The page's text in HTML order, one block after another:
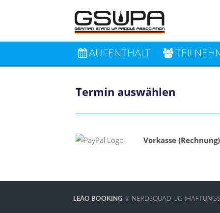
AUFENTHALT
Termin auswählen
Vorkasse (Rechnung)
LEÃO BOOKING © NERDSQUAD UG